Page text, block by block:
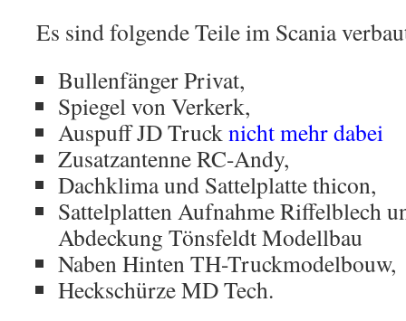
Es sind folgende Teile im Scania
Bullenfänger Privat,
Spiegel von Verkerk,
Auspuff JD Trucknicht mehr dabei
Zusatzantenne RC-Andy,
Dachklima und Sattelplatte thicon,
Sattelplatten Aufnahme Riffelblech
Abdeckung Tönsfeldt Modellbau
Naben Hinten TH-Truckmodelbouw,
Heckschürze MD Tech.